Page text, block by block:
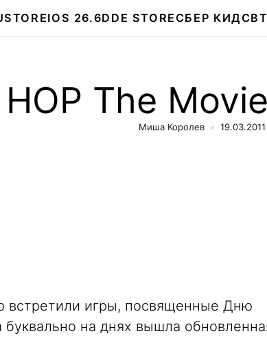
IOS 26.6DDE STORE СБЕР КИДС
The Movie
Миша Королев 19.03.2011
встретили игры, посвященные Дню
на днях вышла